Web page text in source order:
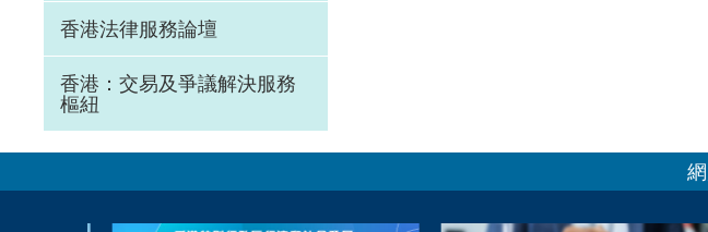
香港法律服務論壇
香港：交易及爭議解決服務
樞紐